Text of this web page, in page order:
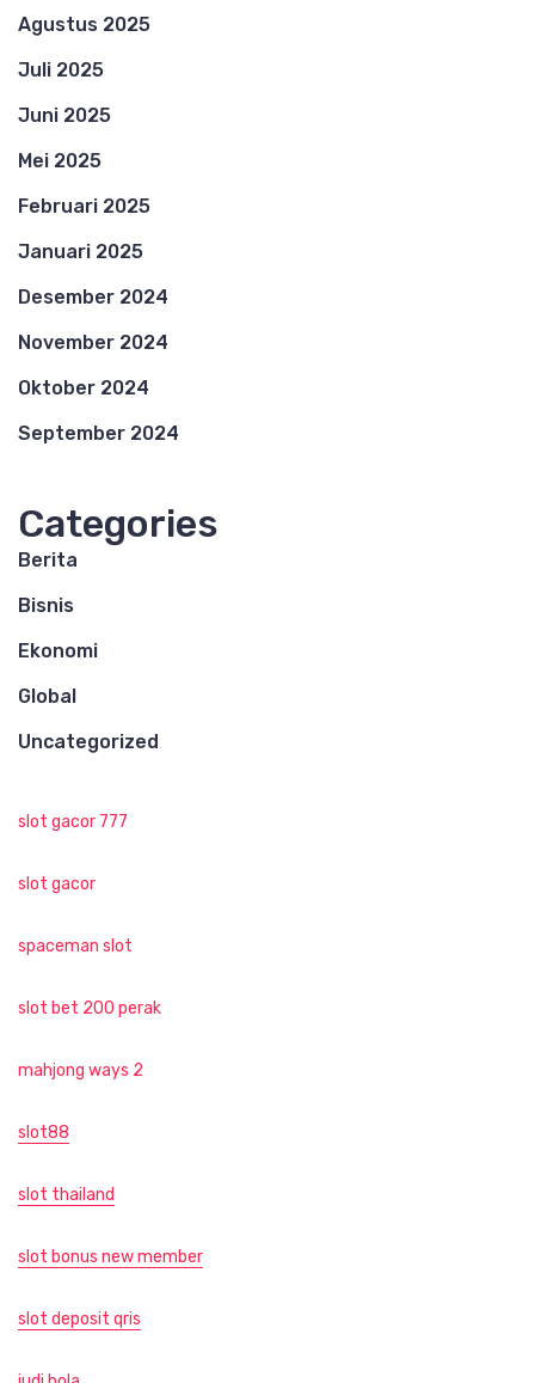
Agustus 2025
Juli 2025
Juni 2025
Mei 2025
Februari 2025
Januari 2025
Desember 2024
November 2024
Oktober 2024
September 2024
Categories
Berita
Bisnis
Ekonomi
Global
Uncategorized
slot gacor 777
slot gacor
spaceman slot
slot bet 200 perak
mahjong ways 2
slot88
slot thailand
slot bonus new member
slot deposit qris